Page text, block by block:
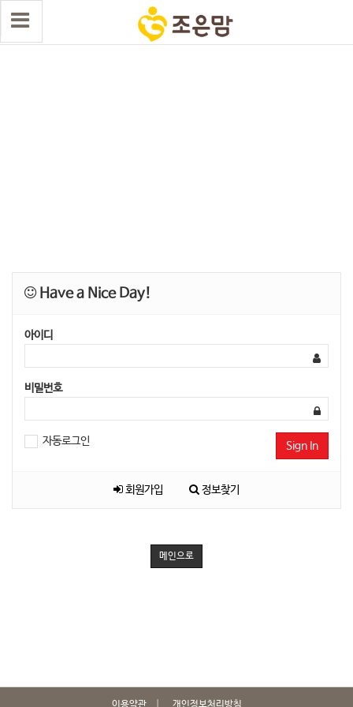
Have a Nice Day!
아이디
비밀번호
자동로그인 Sign In
회원가입 정보찾기
메인으로
이용약관 개인정보처리방침